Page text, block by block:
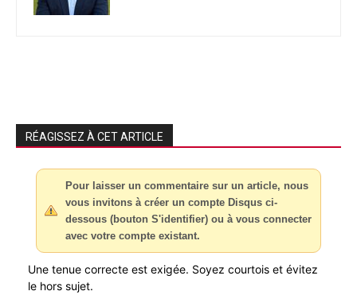
RÉAGISSEZ À CET ARTICLE
Pour laisser un commentaire sur un article, nous
vous invitons à créer un compte Disqus ci-
dessous (bouton S'identifier) ou à vous connecter
avec votre compte existant.
Une tenue correcte est exigée. Soyez courtois et évitez
le hors sujet.